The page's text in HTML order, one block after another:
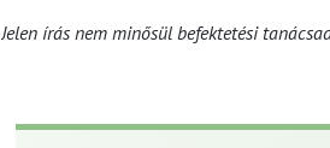
Jelen írás nem minősül befektetési